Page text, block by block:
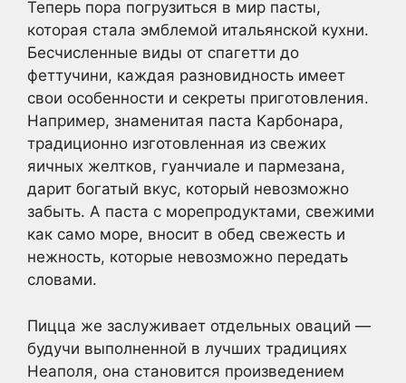
Теперь пора погрузиться в мир пасты,
которая стала эмблемой итальянской кухни.
Бесчисленные виды от спагетти до
феттучини, каждая разновидность имеет
свои особенности и секреты приготовления.
Например, знаменитая паста Карбонара,
традиционно изготовленная из свежих
яичных желтков, гуанчиале и пармезана,
дарит богатый вкус, который невозможно
забыть. А паста с морепродуктами, свежими
как само море, вносит в обед свежесть и
нежность, которые невозможно передать
словами.
Пицца же заслуживает отдельных оваций —
будучи выполненной в лучших традициях
Неаполя, она становится произведением